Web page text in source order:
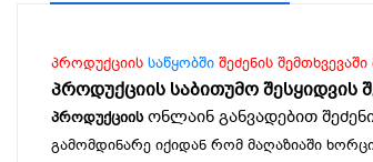
პროდუქციის საწყობში შეძენის
პროდუქციის საბითუმო შესყიდვის
პროდუქციის ონლაინ განვადებით
გამომდინარე იქიდან რომ მაღაზიაში